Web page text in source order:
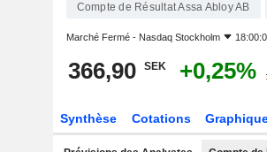
Compte de Résultat Assa Abloy AB
Marché Fermé - Nasdaq Stockholm
366,90 SEK +0,25%
Synthèse Cotations